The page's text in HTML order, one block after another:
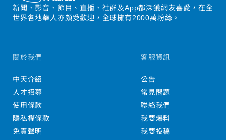
新聞、影音、節目、直播、社群及App都深獲網友喜愛，在全
世界各地華人亦頗受歡迎，全球擁有2000萬粉絲。
關於我們
中天介紹
人才招募
使用條款
隱私權條款
免責聲明
客服資訊
公告
常見問題
聯絡我們
我要爆料
我要投稿